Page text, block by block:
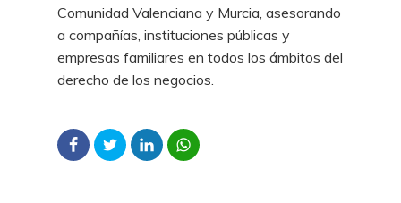
Comunidad Valenciana y Murcia, asesorando
a compañías, instituciones públicas y
empresas familiares en todos los ámbitos del
derecho de los negocios.